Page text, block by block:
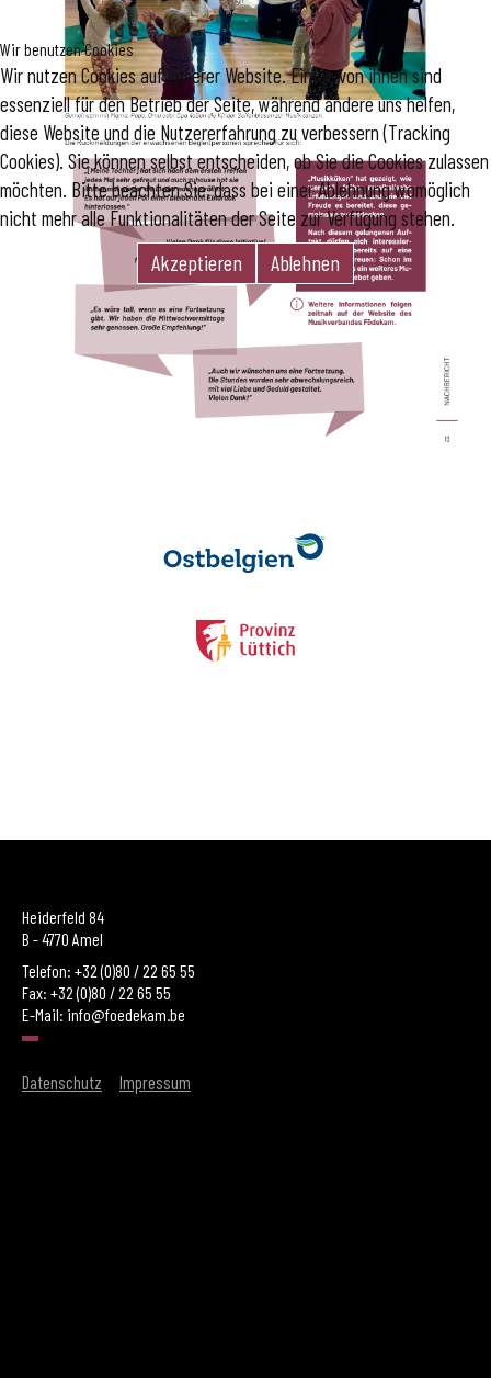
Heiderfeld 84
B - 4770 Amel
Telefon: +32 (0)80 / 22 65 55
Fax: +32 (0)80 / 22 65 55
E-Mail: info@foedekam.be
Datenschutz Impressum
Wir benutzen Cookies
Wir nutzen Cookies auf unserer Website. Einige von ihnen sind
essenziell für den Betrieb der Seite, während andere uns helfen,
diese Website und die Nutzererfahrung zu verbessern (Tracking
Cookies). Sie können selbst entscheiden, ob Sie die Cookies zulassen
möchten. Bitte beachten Sie, dass bei einer Ablehnung womöglich
nicht mehr alle Funktionalitäten der Seite zur Verfügung stehen.
Akzeptieren Ablehnen